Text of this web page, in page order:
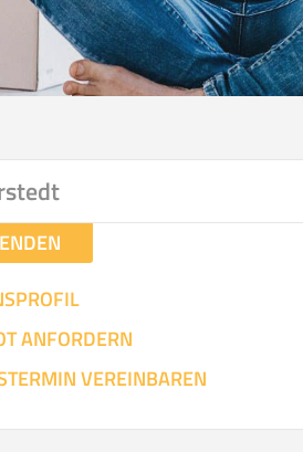
ANFORDERN
VEREINBAREN